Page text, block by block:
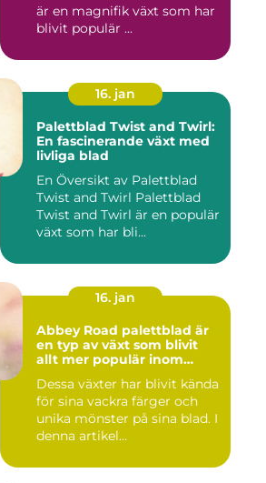
är en magnifik växt som har
blivit populär ...
16. jan
Palettblad Twist and Twirl:
En fascinerande växt med
livliga blad
En Översikt av Palettblad
Twist and Twirl Palettblad
Twist and Twirl är en populär
växt som har bli...
16. jan
Abbey Road palettblad är
en typ av växt som blivit
allt mer populär inom
Dessa växter har blivit kända
för sina vackra färger och
unika mönster på sina blad. I
denna artikel...